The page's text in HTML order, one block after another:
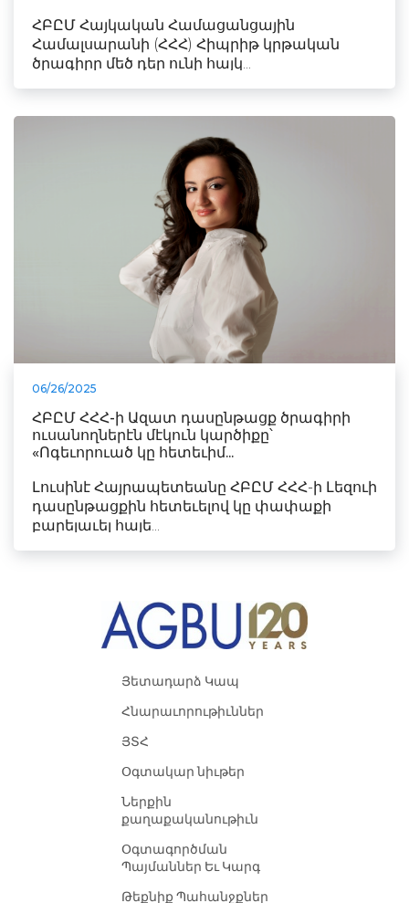
ՀԲԸՄ Հայկական Համացանցային
Համալսարանի (ՀՀՀ) Հիպրիթ կրթական
ծրագիրը մեծ դեր ունի հայկ...
06/26/2025
ՀԲԸՄ ՀՀՀ-ի Ազատ դասընթացք ծրագիրի
ուսանողներէն մէկուն կարծիքը՝
«Ոգեւորուած կը հետեւիմ...
Լուսինէ Հայրապետեանը ՀԲԸՄ ՀՀՀ-ի Լեզուի
դասընթացքին հետեւելով կը փափաքի
բարելաւել հայե...
Յետադարձ Կապ
Հնարաւորութիւններ
ՅՏՀ
Օգտակար նիւթեր
Ներքին
քաղաքականութիւն
Օգտագործման
Պայմաններ Եւ Կարգ
Թեքնիք Պահանջքներ